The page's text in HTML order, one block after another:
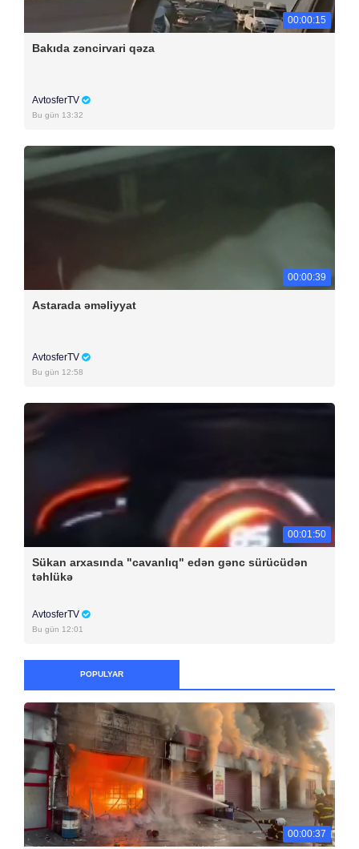
00:00:15
Bakıda zəncirvari qəza
AvtosferTV
Bu gün 13:32
00:00:39
Astarada əməliyyat
AvtosferTV
Bu gün 12:58
00:01:50
Sükan arxasında "cavanlıq" edən gənc sürücüdən
təhlükə
AvtosferTV
Bu gün 12:01
POPULYAR
00:00:37